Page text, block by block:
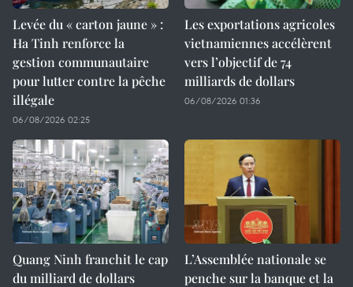
Levée du « carton jaune » :
Ha Tinh renforce la
gestion communautaire
pour lutter contre la pêche
illégale
06/08/2026 02:25
Les exportations agricoles
vietnamiennes accélèrent
vers l’objectif de 74
milliards de dollars
06/08/2026 01:36
Quang Ninh franchit le cap
du milliard de dollars
L’Assemblée nationale se
penche sur la banque et la